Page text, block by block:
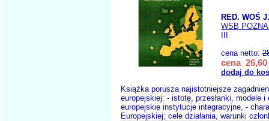
RED. WOŚ J.
WSB
cena netto:
cena 26,60
dodaj do
Książka porusza najistotniejsze
europejskiej: - istotę, przesłanki, modele i
europejskie instytucje integracyjne, -
Europejskiej; cele działania, warunki